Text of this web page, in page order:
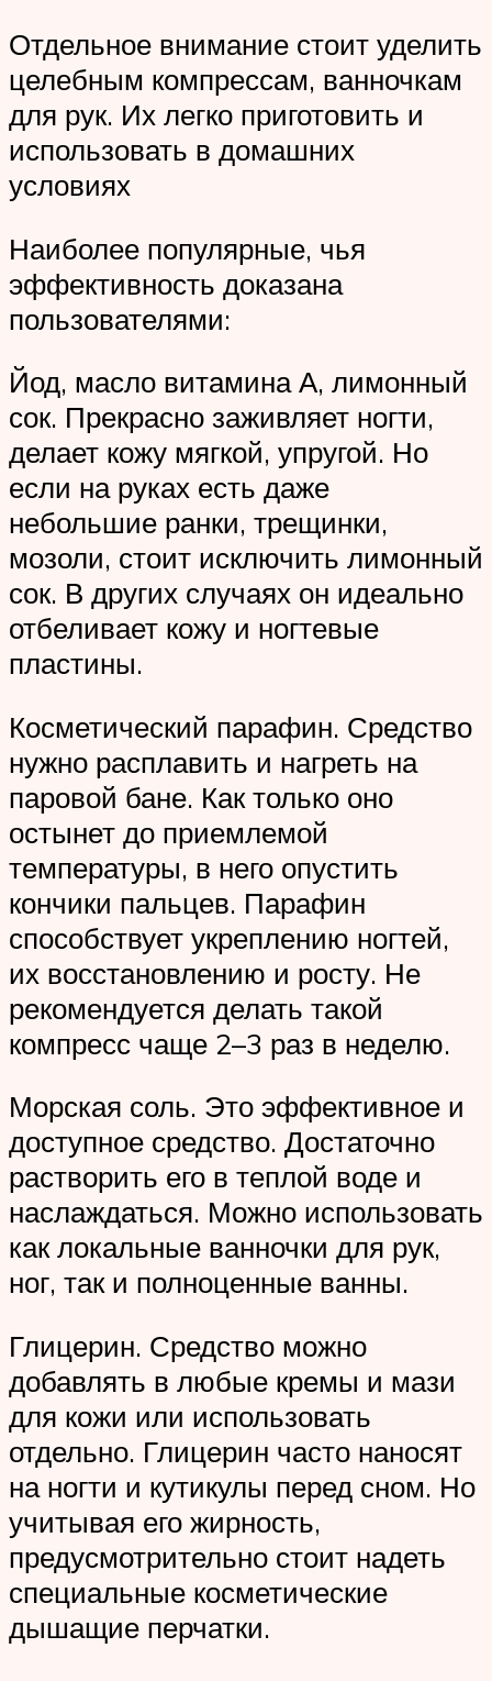
Отдельное внимание стоит уделить
целебным компрессам, ванночкам
для рук. Их легко приготовить и
использовать в домашних
условиях
Наиболее популярные, чья
эффективность доказана
пользователями:
Йод, масло витамина А, лимонный
сок. Прекрасно заживляет ногти,
делает кожу мягкой, упругой. Но
если на руках есть даже
небольшие ранки, трещинки,
мозоли, стоит исключить лимонный
сок. В других случаях он идеально
отбеливает кожу и ногтевые
пластины.
Косметический парафин. Средство
нужно расплавить и нагреть на
паровой бане. Как только оно
остынет до приемлемой
температуры, в него опустить
кончики пальцев. Парафин
способствует укреплению ногтей,
их восстановлению и росту. Не
рекомендуется делать такой
компресс чаще 2–3 раз в неделю.
Морская соль. Это эффективное и
доступное средство. Достаточно
растворить его в теплой воде и
наслаждаться. Можно использовать
как локальные ванночки для рук,
ног, так и полноценные ванны.
Глицерин. Средство можно
добавлять в любые кремы и мази
для кожи или использовать
отдельно. Глицерин часто наносят
на ногти и кутикулы перед сном. Но
учитывая его жирность,
предусмотрительно стоит надеть
специальные косметические
дышащие перчатки.